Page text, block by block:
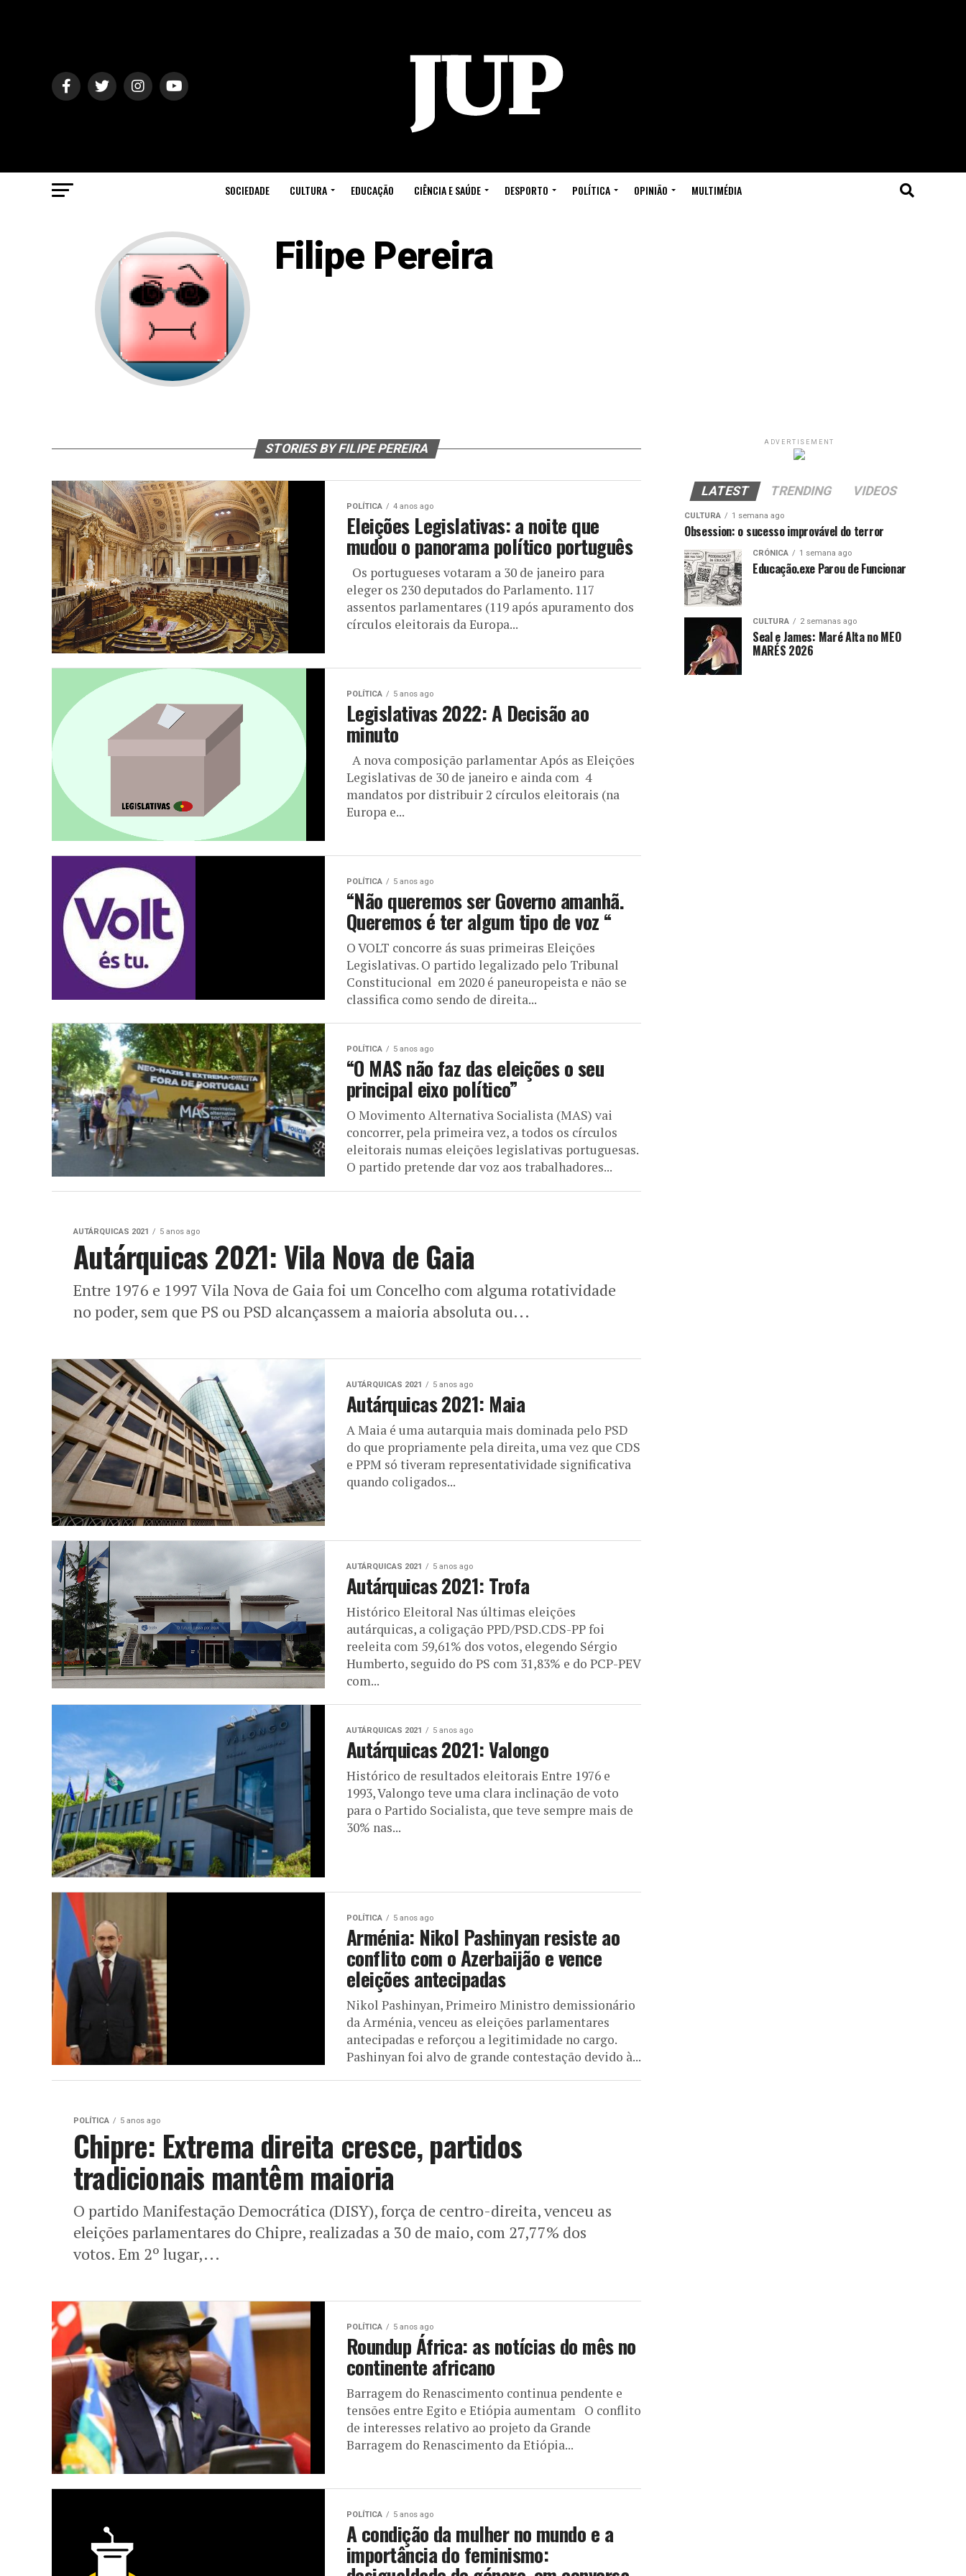
SOCIEDADE CULTURA EDUCAÇÃO CIÊNCIA E SAÚDE DESPORTO POLÍTICA OPINIÃO MULTIMÉDIA
Filipe Pereira
STORIES BY FILIPE PEREIRA
POLÍTICA 4 anos ago
Eleições Legislativas: a noite que
mudou o panorama político português
Os portugueses votaram a 30 de janeiro para
eleger os 230 deputados do Parlamento. 117
assentos parlamentares (119 após apuramento dos
círculos eleitorais da Europa...
POLÍTICA 5 anos ago
Legislativas 2022: A Decisão ao
minuto
A nova composição parlamentar Após as Eleições
Legislativas de 30 de janeiro e ainda com 4
mandatos por distribuir 2 círculos eleitorais (na
Europa e...
POLÍTICA 5 anos ago
“Não queremos ser Governo amanhã.
Queremos é ter algum tipo de voz “
O VOLT concorre ás suas primeiras Eleições
Legislativas. O partido legalizado pelo Tribunal
Constitucional em 2020 é paneuropeista e não se
classifica como sendo de direita...
POLÍTICA 5 anos ago
“O MAS não faz das eleições o seu
principal eixo político”
O Movimento Alternativa Socialista (MAS) vai
concorrer, pela primeira vez, a todos os círculos
eleitorais numas eleições legislativas portuguesas.
O partido pretende dar voz aos trabalhadores...
AUTÁRQUICAS 2021 5 anos ago
Autárquicas 2021: Vila Nova de Gaia
Entre 1976 e 1997 Vila Nova de Gaia foi um Concelho com alguma rotatividade
no poder, sem que PS ou PSD alcançassem a maioria absoluta ou...
AUTÁRQUICAS 2021 5 anos ago
Autárquicas 2021: Maia
A Maia é uma autarquia mais dominada pelo PSD
do que propriamente pela direita, uma vez que CDS
e PPM só tiveram representatividade significativa
quando coligados...
AUTÁRQUICAS 2021 5 anos ago
Autárquicas 2021: Trofa
Histórico Eleitoral Nas últimas eleições
autárquicas, a coligação PPD/PSD.CDS-PP foi
reeleita com 59,61% dos votos, elegendo Sérgio
Humberto, seguido do PS com 31,83% e do PCP-PEV
com...
AUTÁRQUICAS 2021 5 anos ago
Autárquicas 2021: Valongo
Histórico de resultados eleitorais Entre 1976 e
1993, Valongo teve uma clara inclinação de voto
para o Partido Socialista, que teve sempre mais de
30% nas...
POLÍTICA 5 anos ago
Arménia: Nikol Pashinyan resiste ao
conflito com o Azerbaijão e vence
eleições antecipadas
Nikol Pashinyan, Primeiro Ministro demissionário
da Arménia, venceu as eleições parlamentares
antecipadas e reforçou a legitimidade no cargo.
Pashinyan foi alvo de grande contestação devido à...
POLÍTICA 5 anos ago
Chipre: Extrema direita cresce, partidos
tradicionais mantêm maioria
O partido Manifestação Democrática (DISY), força de centro-direita, venceu as
eleições parlamentares do Chipre, realizadas a 30 de maio, com 27,77% dos
votos. Em 2º lugar,...
POLÍTICA 5 anos ago
Roundup África: as notícias do mês no
continente africano
Barragem do Renascimento continua pendente e
tensões entre Egito e Etiópia aumentam O conflito
de interesses relativo ao projeto da Grande
Barragem do Renascimento da Etiópia...
POLÍTICA 5 anos ago
A condição da mulher no mundo e a
importância do feminismo:
ADVERTISEMENT
LATEST TRENDING VIDEOS
CULTURA 1 semana ago
Obsession: o sucesso improvável do terror
CRÓNICA 1 semana ago
Educação.exe Parou de Funcionar
CULTURA 2 semanas ago
Seal e James: Maré Alta no MEO
MARÉS 2026